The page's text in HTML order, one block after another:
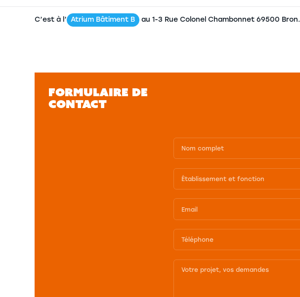
C’est à l’ Atrium Bâtiment B au 1-3 Rue Colonel Chambonnet 69500 Bron.
FORMULAIRE DE
CONTACT
de